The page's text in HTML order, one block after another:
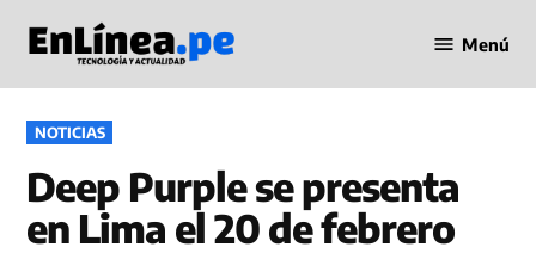
contenido
en Línea
Menú
PUBLICADO
EN
NOTICIAS
Deep Purple se presenta
en Lima el 20 de febrero